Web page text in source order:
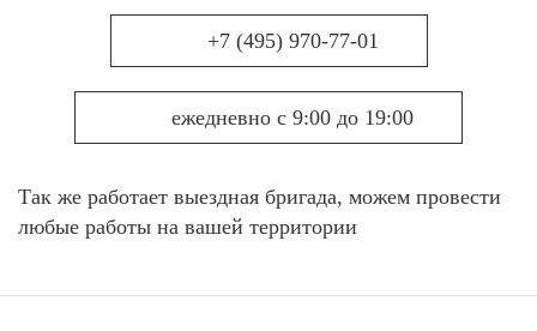
+7 (495) 970-77-01
ежедневно с 9:00 до 19:00
Так же работает выездная бригада, можем провести
любые работы на вашей территории